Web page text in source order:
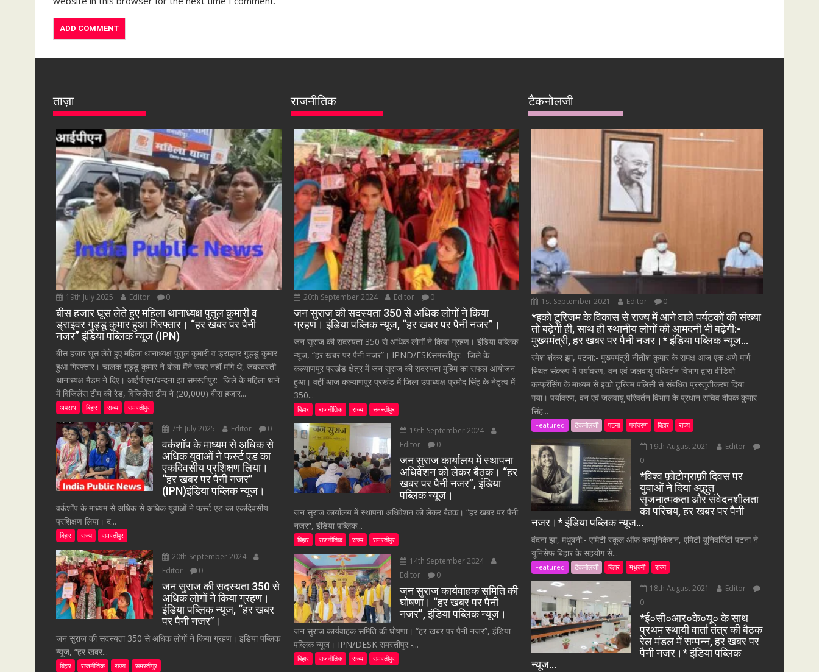
ताज़ा
19th July 2025 Editor 0
बीस हजार घूस लेते हुए महिला थानाध्यक्ष पुतुल कुमारी व
ड्राइवर गुड्डू कुमार हुआ गिरफ्तार। “हर खबर पर पैनी
नजर” इंडिया पब्लिक न्यूज (IPN)
बीस हजार घूस लेते हुए महिला थानाध्यक्ष पुतुल कुमारी व ड्राइवर गुड्डू कुमार
हुआ गिरफ्तार। चालक गुड्डू कुमार ने बोला मैंने रुपए नहीं मांगे थे, जबरदस्ती
थानाध्यक्ष मैडम ने दिए। आईपीएन/वन्दना झा समस्तीपुर:- जिले के महिला थाने
में विजिलेंस टीम की रेड, विजिलेंस टीम ने (20,000) बीस हजार...
अपराध बिहार राज्य समस्तीपुर
7th July 2025 Editor 0
वर्कशॉप के माध्यम से अधिक से
अधिक युवाओं ने फर्स्ट एड का
एकदिवसीय प्रशिक्षण लिया।
“हर खबर पर पैनी नजर”
(IPN)इंडिया पब्लिक न्यूज।
वर्कशॉप के माध्यम से अधिक से अधिक युवाओं ने फर्स्ट एड का एकदिवसीय
प्रशिक्षण लिया। द...
बिहार राज्य समस्तीपुर
20th September 2024
Editor
0
जन सुराज की सदस्यता 350 से
अधिक लोगों ने किया ग्रहण।
इंडिया पब्लिक न्यूज, “हर खबर
पर पैनी नजर”।
जन सुराज की सदस्यता 350 से अधिक लोगों ने किया ग्रहण। इंडिया पब्लिक
न्यूज, “हर खबर...
बिहार राजनीतिक राज्य समस्तीपुर
राजनीतिक
20th September 2024 Editor 0
जन सुराज की सदस्यता 350 से अधिक लोगों ने किया
ग्रहण। इंडिया पब्लिक न्यूज, “हर खबर पर पैनी नजर”।
जन सुराज की सदस्यता 350 से अधिक लोगों ने किया ग्रहण। इंडिया पब्लिक
न्यूज, “हर खबर पर पैनी नजर”। IPND/ESKसमस्तीपुर:- जिले के
कल्याणपुर प्रखंड क्षेत्र में जन सुराज की सदस्यता मुहिम का सफल आयोजन
हुआ। वहीं आज कल्याणपुर प्रखंड में जिला उपाध्यक्ष प्रमोद सिंह के नेतृत्व में
350...
बिहार राजनीतिक राज्य समस्तीपुर
19th September 2024
Editor
0
जन सुराज कार्यालय में स्थापना
अधिवेशन को लेकर बैठक। “हर
खबर पर पैनी नजर”, इंडिया
पब्लिक न्यूज।
जन सुराज कार्यालय में स्थापना अधिवेशन को लेकर बैठक। “हर खबर पर पैनी
नजर”, इंडिया पब्लिक...
बिहार राजनीतिक राज्य समस्तीपुर
14th September 2024
Editor
0
जन सुराज कार्यवाहक समिति की
घोषणा। “हर खबर पर पैनी
नजर”, इंडिया पब्लिक न्यूज।
जन सुराज कार्यवाहक समिति की घोषणा। “हर खबर पर पैनी नजर”, इंडिया
पब्लिक न्यूज। IPN/DESK समस्तीपुर:-...
बिहार राजनीतिक राज्य समस्तीपुर
टैकनोलजी
1st September 2021 Editor 0
*इको टूरिजम के विकास से राज्य में आने वाले पर्यटकों की संख्या
तो बढ़ेगी ही, साथ ही स्थानीय लोगों की आमदनी भी बढ़ेगी:-
मुख्यमंत्री, हर खबर पर पैनी नजर।* इंडिया पब्लिक न्यूज…
रमेश शंकर झा, पटना:- मुख्यमंत्री नीतीश कुमार के समक्ष आज एक अणे मार्ग
स्थित संकल्प में पर्यावरण, वन एवं जलवायु परिवर्तन विभाग द्वारा वीडियो
कन्फ्रेंसिंग के माध्यम से इको टूरिज्म पलिसी से संबंधित प्रस्तुतीकरण दिया
गया। पर्यावरण, वन एवं जलवायु परिवर्तन विभाग के प्रधान सचिव दीपक कुमार
सिंह...
Featured टैकनोलजी पटना पर्यावरण बिहार राज्य
19th August 2021
Editor
0
*विश्व फ़ोटोग्राफ़ी दिवस पर
युवाओं ने दिया अद्भुत
सृजनात्मकता और संवेदनशीलता
का परिचय, हर खबर पर पैनी
नजर।* इंडिया पब्लिक न्यूज…
वंदना झा, मधुबनी:- एमिटी स्कूल ऑफ कम्युनिकेशन, एमिटी यूनिवर्सिटी पटना ने
यूनिसेफ बिहार के सहयोग से...
Featured टैकनोलजी बिहार मधुबनी राज्य
18th August 2021
Editor
0
*ई०सी०आर०के०यू० के साथ
प्रथम स्थायी वार्ता तंत्र की बैठक
रेल मंडल में सम्पन्न, हर खबर पर
पैनी नजर।* इंडिया पब्लिक
न्यूज…